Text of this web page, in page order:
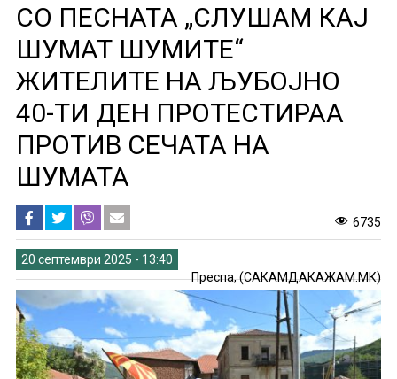
СО ПЕСНАТА „СЛУШАМ КАЈ
ШУМАТ ШУМИТЕ“
ЖИТЕЛИТЕ НА ЉУБОЈНО
40-ТИ ДЕН ПРОТЕСТИРАА
ПРОТИВ СЕЧАТА НА
ШУМАТА
6735
20 септември 2025 - 13:40
Преспа, (САКАМДАКАЖАМ.МК)